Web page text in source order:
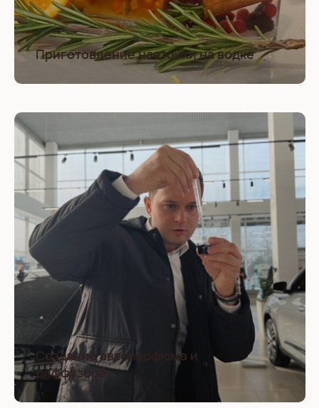
Приготовление настойки на водке
Создание автопарфюма и
диффузора